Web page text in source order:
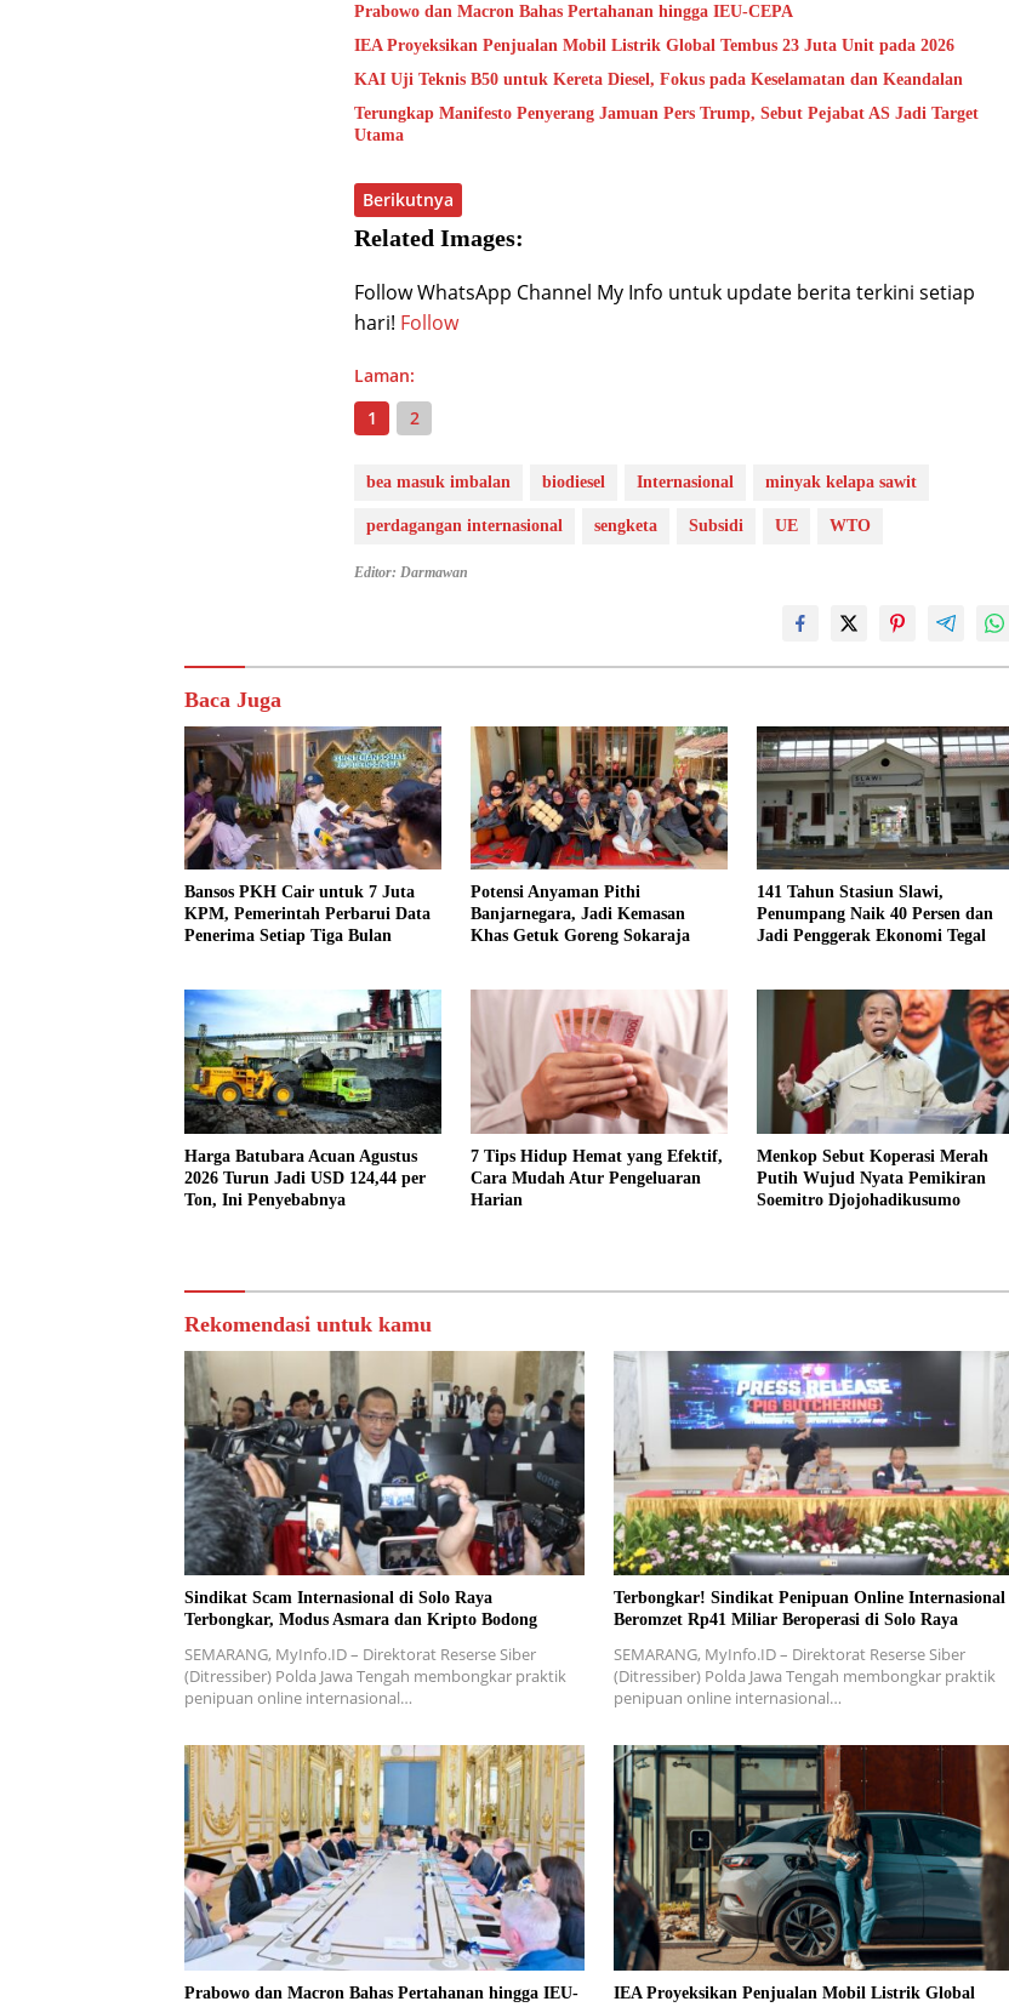
Prabowo dan Macron Bahas Pertahanan hingga IEU-CEPA
IEA Proyeksikan Penjualan Mobil Listrik Global Tembus 23 Juta Unit pada 2026
KAI Uji Teknis B50 untuk Kereta Diesel, Fokus pada Keselamatan dan Keandalan
Terungkap Manifesto Penyerang Jamuan Pers Trump, Sebut Pejabat AS Jadi Target
Utama
Berikutnya
Related Images:
Follow WhatsApp Channel My Info untuk update berita terkini setiap
hari! Follow
Laman:
1
2
bea masuk imbalan biodiesel Internasional minyak kelapa sawit
perdagangan internasional sengketa Subsidi UE WTO
Editor: Darmawan
Baca Juga
Bansos PKH Cair untuk 7 Juta
KPM, Pemerintah Perbarui Data
Penerima Setiap Tiga Bulan
Potensi Anyaman Pithi
Banjarnegara, Jadi Kemasan
Khas Getuk Goreng Sokaraja
141 Tahun Stasiun Slawi,
Penumpang Naik 40 Persen dan
Jadi Penggerak Ekonomi Tegal
Harga Batubara Acuan Agustus
2026 Turun Jadi USD 124,44 per
Ton, Ini Penyebabnya
7 Tips Hidup Hemat yang Efektif,
Cara Mudah Atur Pengeluaran
Harian
Menkop Sebut Koperasi Merah
Putih Wujud Nyata Pemikiran
Soemitro Djojohadikusumo
Rekomendasi untuk kamu
Sindikat Scam Internasional di Solo Raya
Terbongkar, Modus Asmara dan Kripto Bodong
SEMARANG, MyInfo.ID – Direktorat Reserse Siber
(Ditressiber) Polda Jawa Tengah membongkar praktik
penipuan online internasional…
Terbongkar! Sindikat Penipuan Online Internasional
Beromzet Rp41 Miliar Beroperasi di Solo Raya
SEMARANG, MyInfo.ID – Direktorat Reserse Siber
(Ditressiber) Polda Jawa Tengah membongkar praktik
penipuan online internasional…
Prabowo dan Macron Bahas Pertahanan hingga IEU-
IEA Proyeksikan Penjualan Mobil Listrik Global